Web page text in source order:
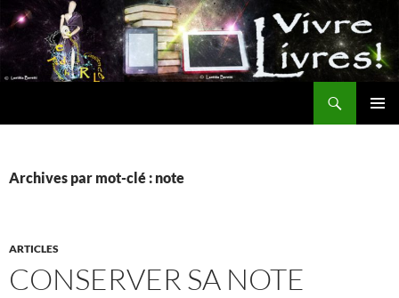
Aller
au
contenu
Archives par mot-clé : note
ARTICLES
CONSERVER SA NOTE